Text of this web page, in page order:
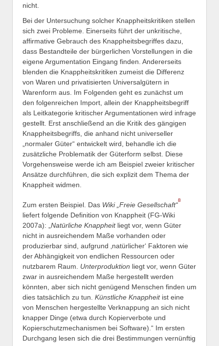
nicht.
Bei der Untersuchung solcher Knappheitskritiken stellen
sich zwei Probleme. Einerseits führt der unkritische,
affirmative Gebrauch des Knappheitsbegriffes dazu,
dass Bestandteile der bürgerlichen Vorstellungen in die
eigene Argumentation Eingang finden. Andererseits
blenden die Knappheitskritiken zumeist die Differenz
von Waren und privatisierten Universalgütern in
Warenform aus. Im Folgenden geht es zunächst um
den folgenreichen Import, allein der Knappheitsbegriff
als Leitkategorie kritischer Argumentationen wird infrage
gestellt. Erst anschließend an die Kritik des gängigen
Knappheitsbegriffs, die anhand nicht universeller
„normaler Güter“ entwickelt wird, behandle ich die
zusätzliche Problematik der Güterform selbst. Diese
Vorgehensweise werde ich am Beispiel zweier kritischer
Ansätze durchführen, die sich explizit dem Thema der
Knappheit widmen.
Zum ersten Beispiel. Das Wiki „Freie Gesellschaft“
8
liefert folgende Definition von Knappheit (FG-Wiki
2007a): „ Natürliche Knappheitliegt vor, wenn Güter
nicht in ausreichendem Maße vorhanden oder
produzierbar sind, aufgrund ‚natürlicher‘ Faktoren wie
der Abhängigkeit von endlichen Ressourcen oder
nutzbarem Raum. Unterproduktion liegt vor, wenn Güter
zwar in ausreichendem Maße hergestellt werden
könnten, aber sich nicht genügend Menschen finden um
dies tatsächlich zu tun. Künstliche Knappheitist eine
von Menschen hergestellte Verknappung an sich nicht
knapper Dinge (etwa durch Kopierverbote und
Kopierschutzmechanismen bei Software).“ Im ersten
Durchgang lesen sich die drei Bestimmungen vernünftig